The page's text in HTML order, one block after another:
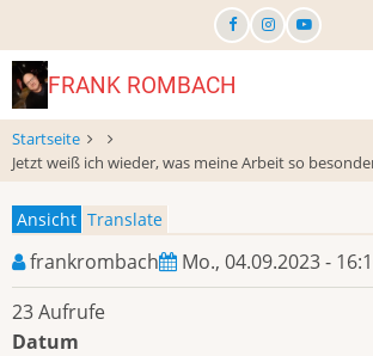
zum
InhaltFRANK ROMBACH
Startseite
Jetzt weiß ich wieder, was meine Arbeit so
Primary
tabs
Ansicht Translate
frankrombach
Mo., 04.09.2023 -
23 Aufrufe
Datum